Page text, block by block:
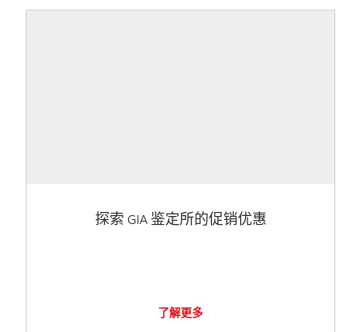
探索 GIA 鉴定所的促销优惠
了解更多